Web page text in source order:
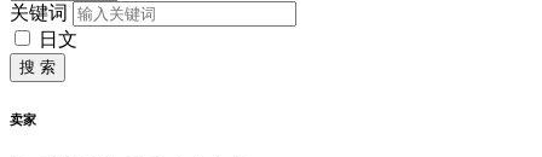
关键词
日文
搜 索
卖家